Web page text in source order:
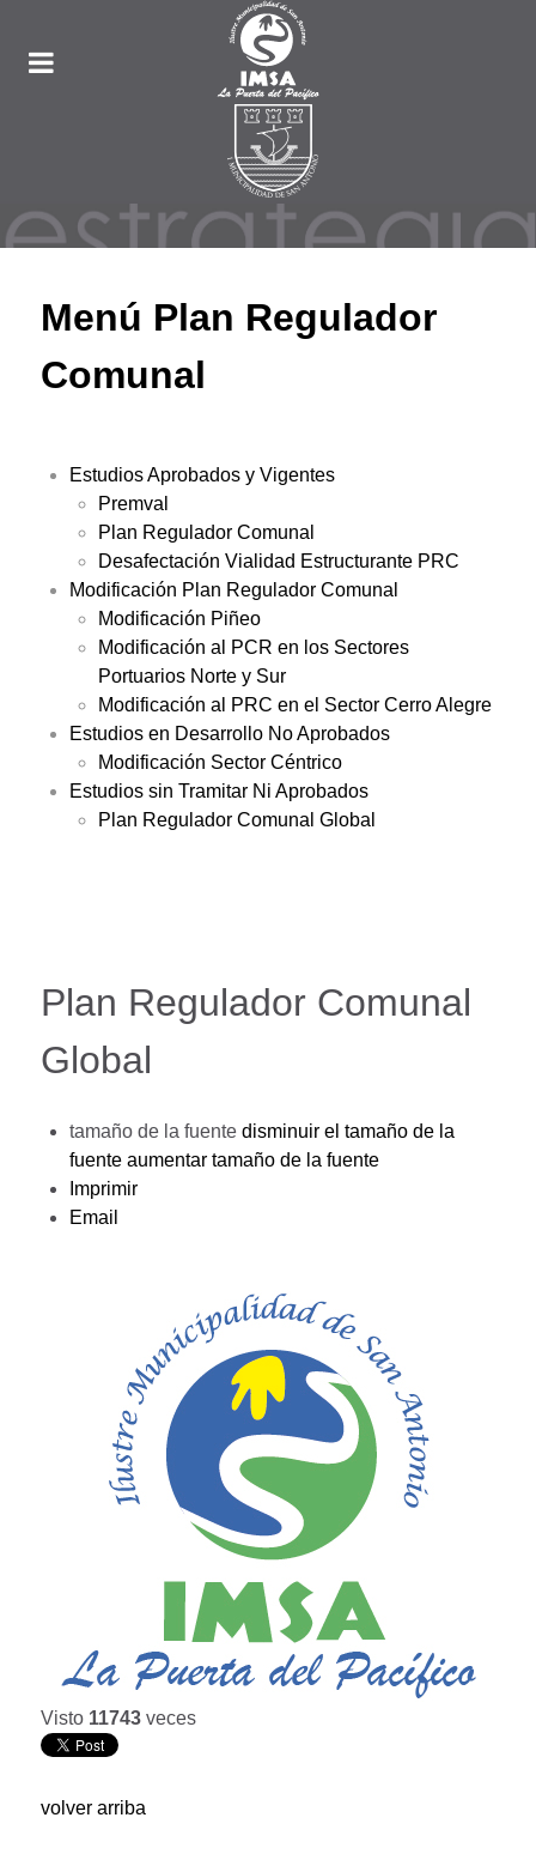
Menú Plan Regulador
Comunal
Estudios Aprobados y Vigentes
Premval
Plan Regulador Comunal
Desafectación Vialidad Estructurante PRC
Modificación Plan Regulador Comunal
Modificación Piñeo
Modificación al PCR en los Sectores
Portuarios Norte y Sur
Modificación al PRC en el Sector Cerro Alegre
Estudios en Desarrollo No Aprobados
Modificación Sector Céntrico
Estudios sin Tramitar Ni Aprobados
Plan Regulador Comunal Global
Plan Regulador Comunal
Global
tamaño de la fuente disminuir el tamaño de la
fuente aumentar tamaño de la fuente
Imprimir
Email
Visto 11743 veces
volver arriba